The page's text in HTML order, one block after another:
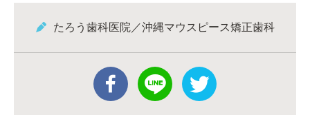
たろう歯科医院／沖縄マウスピース矯正歯科